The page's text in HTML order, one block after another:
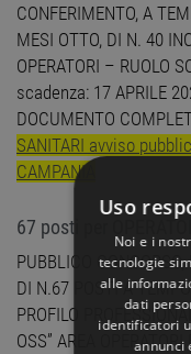
CONFERIMENTO, A
MESI OTTO, DI N. 40
OPERATORI – RUOLO
scadenza: 17 APRILE
DOCUMENTO
SANITARI avviso
CAMPANIA
67 posti per
PUBBLICO
DI N.67 POSTI A
PROFILO
OSS” AREA
Uso
Noi e i
tecnologie
alle
dati
identificatori
annunci